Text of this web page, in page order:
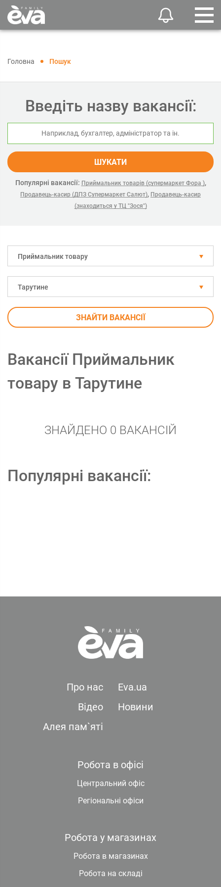
Головна Пошук
Введіть назву вакансії:
ШУКАТИ
Популярні вакансії: Приймальник товарів (супермаркет Фора ),
Продавець-касир (ДПЗ Супермаркет Салют), Продавець-касир
(знаходиться у ТЦ "Зося")
Приймальник товару
Тарутине
ЗНАЙТИ ВАКАНСІЇ
Вакансії Приймальник
товару в Тарутине
ЗНАЙДЕНО 0 ВАКАНСІЙ
Популярні вакансії:
Про нас
Eva.ua
Відео
Новини
Алея пам`яті
Робота в офісі
Центральний офіс
Регіональні офіси
Робота у магазинах
Робота в магазинах
Робота на складі